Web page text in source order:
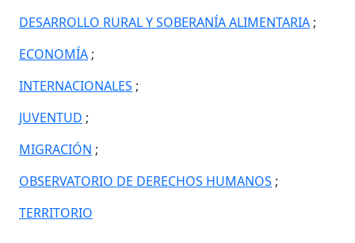
DESARROLLO RURAL Y SOBERANÍA ALIMENTARIA ;
ECONOMÍA ;
INTERNACIONALES ;
JUVENTUD ;
MIGRACIÓN ;
OBSERVATORIO DE DERECHOS HUMANOS ;
TERRITORIO